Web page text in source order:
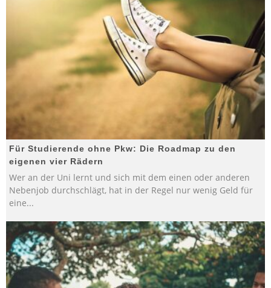
Für Studierende ohne Pkw: Die Roadmap zu den
eigenen vier Rädern
Wer an der Uni lernt und sich mit dem einen oder anderen
Nebenjob durchschlägt, hat in der Regel nur wenig Geld für
eine...